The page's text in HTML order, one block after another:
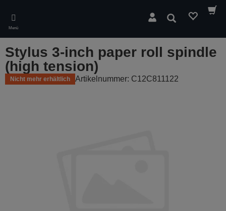
main
content
Menü
Suchen
Stylus 3-inch paper roll spindle
(high tension)
Nicht mehr erhältlich Artikelnummer: C12C811122